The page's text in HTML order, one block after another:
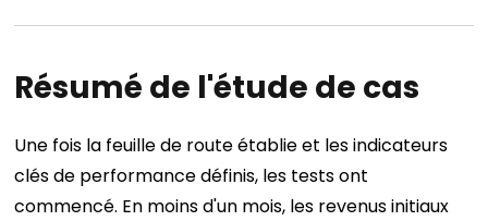
Résumé de l'étude de cas
Une fois la feuille de route établie et les indicateurs
clés de performance définis, les tests ont
commencé. En moins d'un mois, les revenus initiaux